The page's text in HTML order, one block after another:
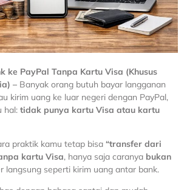
ke PayPal Tanpa Kartu Visa (Khusus
) – Banyak orang butuh bayar langganan
kirim uang ke luar negeri dengan PayPal,
hal: tidak punya kartu Visa atau kartu
praktik kamu tetap bisa “transfer dari
kartu Visa, hanya saja caranya bukan
langsung seperti kirim uang antar bank.